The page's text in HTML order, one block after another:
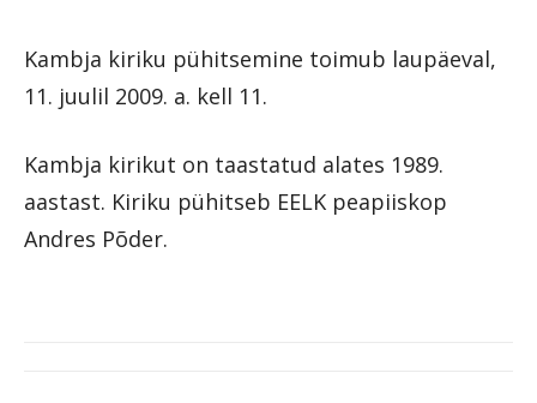
Kambja kiriku pühitsemine toimub laupäeval,
11. juulil 2009. a. kell 11.
Kambja kirikut on taastatud alates 1989.
aastast. Kiriku pühitseb EELK peapiiskop
Andres Põder.